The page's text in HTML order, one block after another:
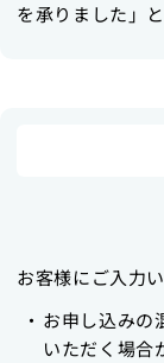
を承りました」
お客様にご入力
お申し込みの
いただく場合